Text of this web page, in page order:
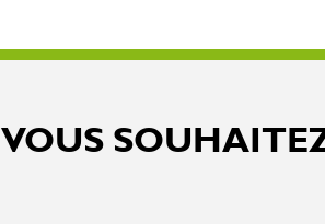
VOUS